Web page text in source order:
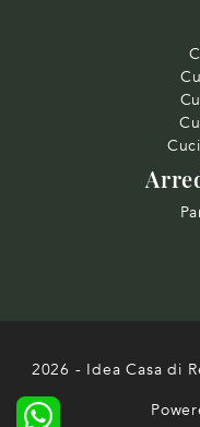
2026 - Idea Casa di